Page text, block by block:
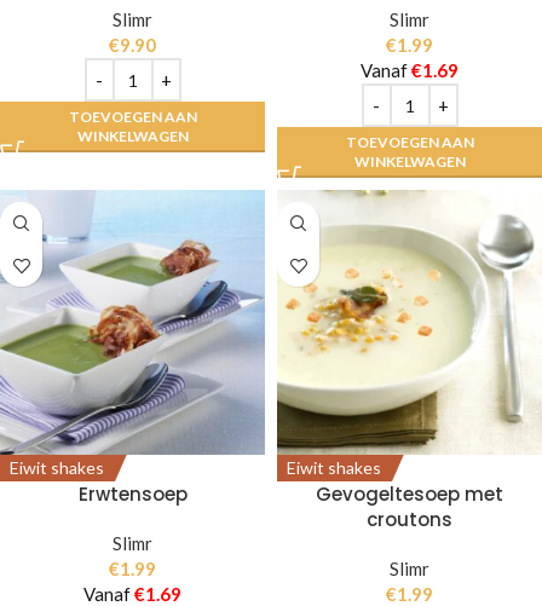
Slimr
€9.90
TOEVOEGEN AAN
WINKELWAGEN
Slimr
€1.99
Vanaf€1.69
TOEVOEGEN AAN
WINKELWAGEN
Eiwit shakes
Erwtensoep
Slimr
€1.99
Vanaf€1.69
Eiwit shakes
Gevogeltesoep met
croutons
Slimr
€1.99